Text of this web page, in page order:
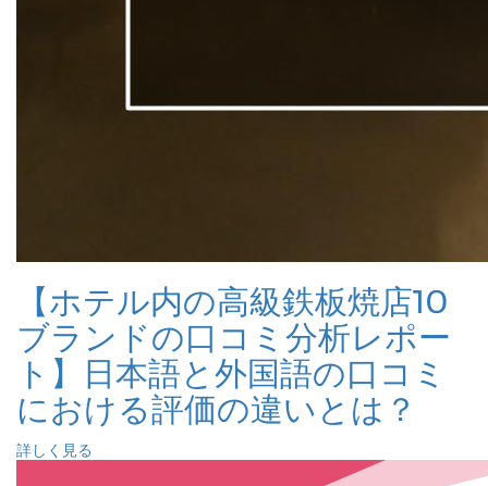
【ホテル内の高級鉄板焼店10
ブランドの口コミ分析レポー
ト】日本語と外国語の口コミ
における評価の違いとは？
詳しく見る